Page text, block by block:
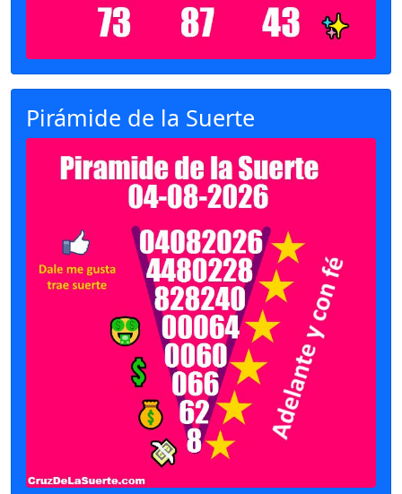
Pirámide de la Suerte